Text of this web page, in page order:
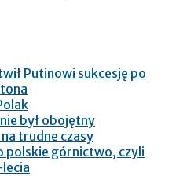
Putinowi sukcesję po
był obojętny
trudne czasy
polskie górnictwo, czyli